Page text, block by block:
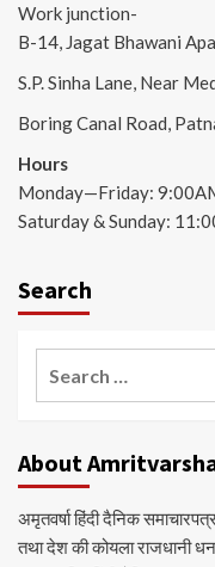
Work junction-
B-14, Jagat Bhawani
S.P. Sinha Lane, Near
Boring Canal Road,
Hours
Monday—Friday:
Saturday & Sunday:
Search
About
अमृतवर्षा हिंदी दैनिक
तथा देश की कोयला राजधानी